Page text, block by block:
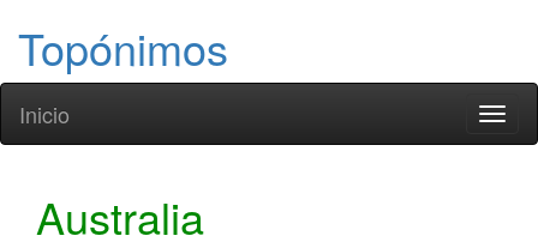
Topónimos
Inicio
Australia